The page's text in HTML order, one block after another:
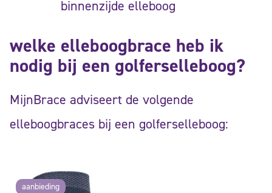
binnenzijde elleboog
welke elleboogbrace heb ik
nodig bij een golferselleboog?
MijnBrace adviseert de volgende
elleboogbraces bij een golferselleboog:
aanbieding